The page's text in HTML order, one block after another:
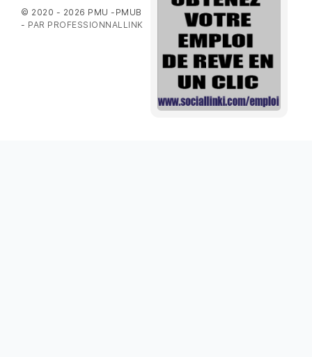
© 2020 - 2026 PMU -PMUB
- PAR PROFESSIONNALLINK